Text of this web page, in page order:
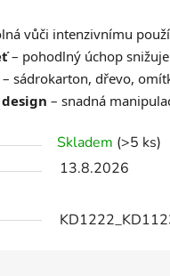
vůči intenzivnímu
– pohodlný úchop
– sádrokarton, dřevo,
– snadná
Skladem (>5 ks)
13.8.2026